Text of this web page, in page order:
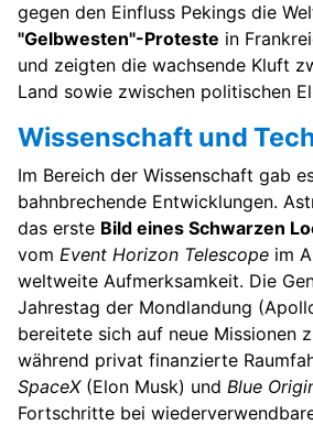
gegen den Einfluss Pekings die
"Gelbwesten"-Proteste in
und zeigten die wachsende Kluft
Land sowie zwischen politischen
Wissenschaft und
Im Bereich der Wissenschaft gab
bahnbrechende Entwicklungen.
das erste Bild eines Schwarzen
vom Event Horizon Telescope im
weltweite Aufmerksamkeit. Die
Jahrestag der Mondlandung
bereitete sich auf neue Missionen
während privat finanzierte
SpaceX(Elon Musk) und Blue
Fortschritte bei